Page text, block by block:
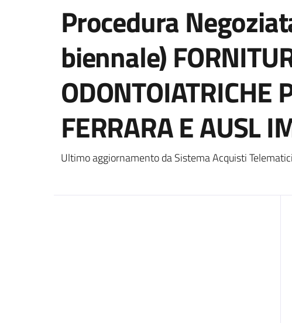
Procedura
biennale)
ODONTOIATRICHE
FERRARA E AUSL
Ultimo aggiornamento da Sistema Acquisti